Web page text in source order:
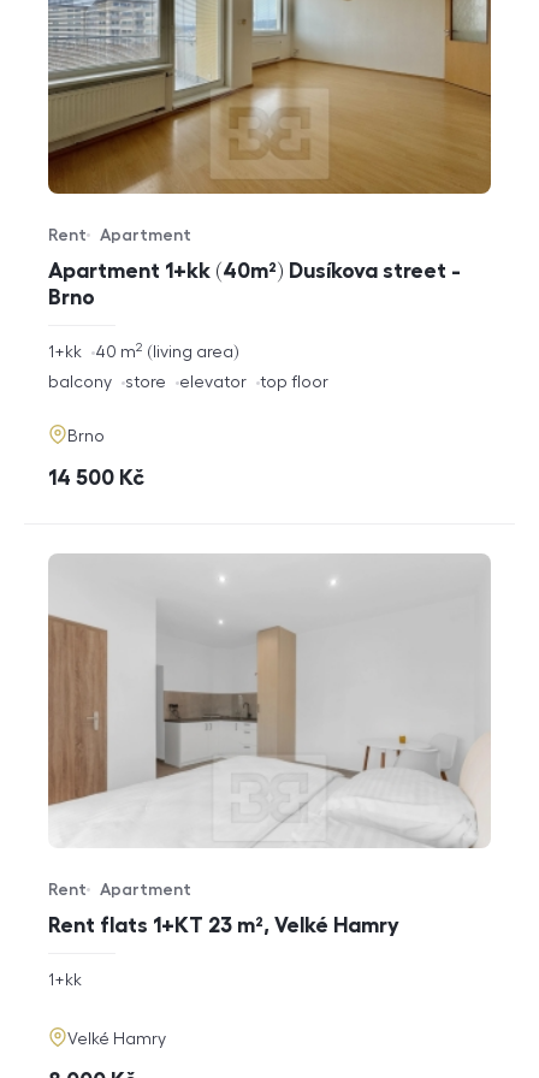
Apartment 1+kk (40m²) Dusíkova street -
Brno
Offer type
Rent
Property type
Apartment
rozměry
1+kk living area
40 m2
funkce
balcony store elevator top floor
adresa
Brno
cena
14 500 Kč
Rent flats 1+KT 23 m², Velké Hamry
Offer type
Rent
Property type
Apartment
rozměry
1+kk
adresa
Velké Hamry